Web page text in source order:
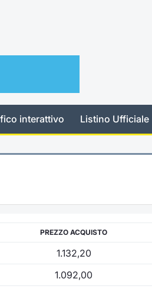
interattivo Listino Ufficiale
PREZZO ACQUISTO
1.132,20
1.092,00